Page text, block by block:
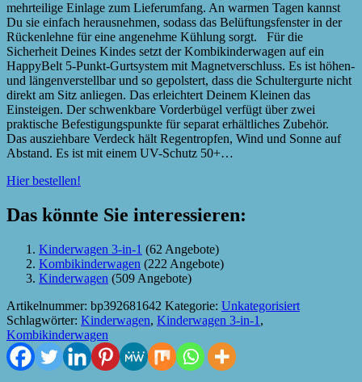
mehrteilige Einlage zum Lieferumfang. An warmen Tagen kannst
Du sie einfach herausnehmen, sodass das Belüftungsfenster in der
Rückenlehne für eine angenehme Kühlung sorgt. Für die
Sicherheit Deines Kindes setzt der Kombikinderwagen auf ein
HappyBelt 5-Punkt-Gurtsystem mit Magnetverschluss. Es ist höhen-
und längenverstellbar und so gepolstert, dass die Schultergurte nicht
direkt am Sitz anliegen. Das erleichtert Deinem Kleinen das
Einsteigen. Der schwenkbare Vorderbügel verfügt über zwei
praktische Befestigungspunkte für separat erhältliches Zubehör.
Das ausziehbare Verdeck hält Regentropfen, Wind und Sonne auf
Abstand. Es ist mit einem UV-Schutz 50+…
Hier bestellen!
Das könnte Sie interessieren:
Kinderwagen 3-in-1 (62 Angebote)
Kombikinderwagen (222 Angebote)
Kinderwagen (509 Angebote)
Artikelnummer: bp392681642 Kategorie: Unkategorisiert
Schlagwörter: Kinderwagen, Kinderwagen 3-in-1 ,
Kombikinderwagen